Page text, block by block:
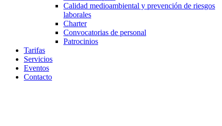
Calidad medioambiental y prevención de riesgos
laborales
Charter
Convocatorias de personal
Patrocinios
Tarifas
Servicios
Eventos
Contacto